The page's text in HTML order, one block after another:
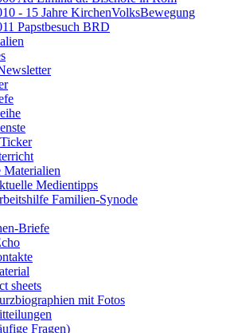
- 15 Jahre KirchenVolksBewegung
Papstbesuch BRD
Materialien
Medientipps
Familien-Synode
Briefe
sheets
mit Fotos
Fragen)